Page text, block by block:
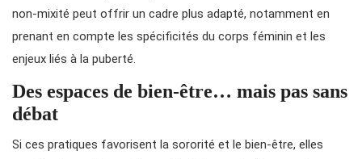
non-mixité peut offrir un cadre plus adapté, notamment en
prenant en compte les spécificités du corps féminin et les
enjeux liés à la puberté.
Des espaces de bien-être… mais pas sans
débat
Si ces pratiques favorisent la sororité et le bien-être, elles